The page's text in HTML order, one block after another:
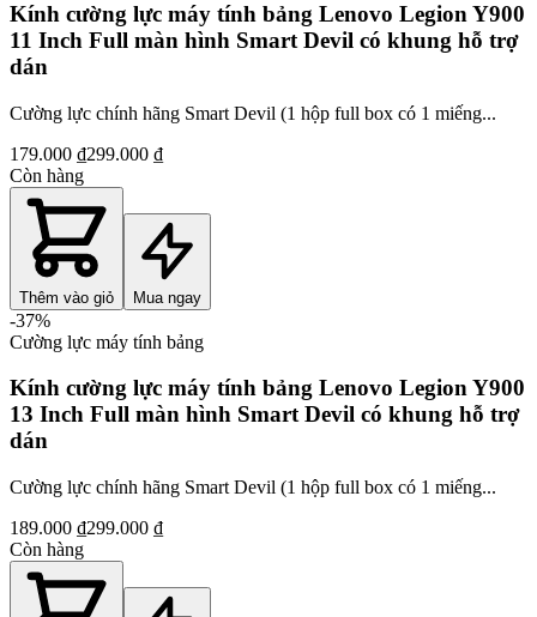
Kính cường lực máy tính bảng Lenovo Legion Y900
11 Inch Full màn hình Smart Devil có khung hỗ trợ
dán
Cường lực chính hãng Smart Devil (1 hộp full box có 1 miếng...
179.000 ₫299.000 ₫
Còn hàng
Thêm vào giỏ Mua ngay
-37%
Cường lực máy tính bảng
Kính cường lực máy tính bảng Lenovo Legion Y900
13 Inch Full màn hình Smart Devil có khung hỗ trợ
dán
Cường lực chính hãng Smart Devil (1 hộp full box có 1 miếng...
189.000 ₫299.000 ₫
Còn hàng